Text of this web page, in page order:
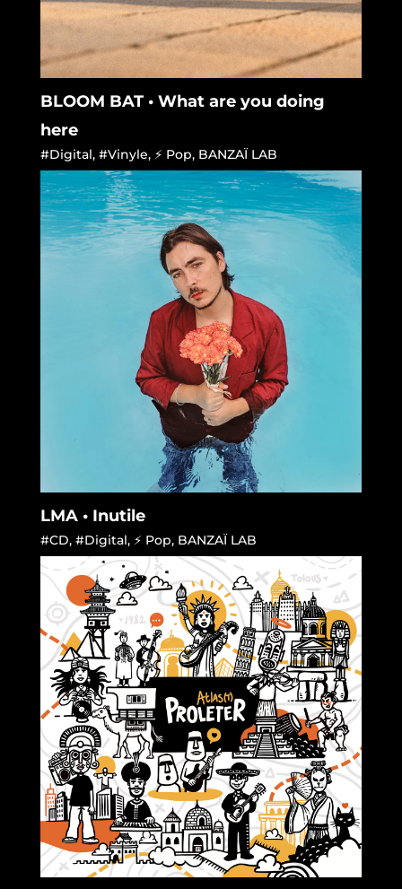
BLOOM BAT • What are you doing
here
#Digital, #Vinyle, ⚡ Pop, BANZAÏ LAB
LMA • Inutile
#CD, #Digital, ⚡ Pop, BANZAÏ LAB